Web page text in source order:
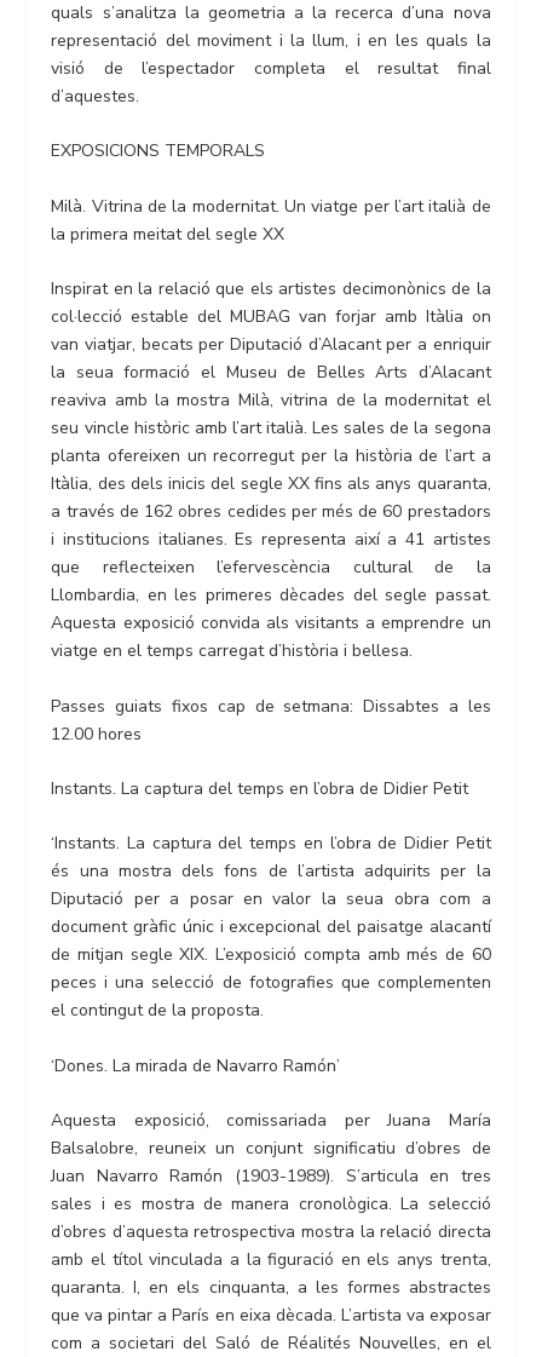
quals s’analitza la geometria a la recerca d’una nova
representació del moviment i la llum, i en les quals la
visió de l’espectador completa el resultat final
d’aquestes.
EXPOSICIONS TEMPORALS
Milà. Vitrina de la modernitat. Un viatge per l’art italià de
la primera meitat del segle XX
Inspirat en la relació que els artistes decimonònics de la
col·lecció estable del MUBAG van forjar amb Itàlia on
van viatjar, becats per Diputació d’Alacant per a enriquir
la seua formació el Museu de Belles Arts d’Alacant
reaviva amb la mostra Milà, vitrina de la modernitat el
seu vincle històric amb l’art italià. Les sales de la segona
planta ofereixen un recorregut per la història de l’art a
Itàlia, des dels inicis del segle XX fins als anys quaranta,
a través de 162 obres cedides per més de 60 prestadors
i institucions italianes. Es representa així a 41 artistes
que reflecteixen l’efervescència cultural de la
Llombardia, en les primeres dècades del segle passat.
Aquesta exposició convida als visitants a emprendre un
viatge en el temps carregat d’història i bellesa.
Passes guiats fixos cap de setmana: Dissabtes a les
12.00 hores
Instants. La captura del temps en l’obra de Didier Petit
‘Instants. La captura del temps en l’obra de Didier Petit
és una mostra dels fons de l’artista adquirits per la
Diputació per a posar en valor la seua obra com a
document gràfic únic i excepcional del paisatge alacantí
de mitjan segle XIX. L’exposició compta amb més de 60
peces i una selecció de fotografies que complementen
el contingut de la proposta.
‘Dones. La mirada de Navarro Ramón’
Aquesta exposició, comissariada per Juana María
Balsalobre, reuneix un conjunt significatiu d’obres de
Juan Navarro Ramón (1903-1989). S’articula en tres
sales i es mostra de manera cronològica. La selecció
d’obres d’aquesta retrospectiva mostra la relació directa
amb el títol vinculada a la figuració en els anys trenta,
quaranta. I, en els cinquanta, a les formes abstractes
que va pintar a París en eixa dècada. L’artista va exposar
com a societari del Saló de Réalités Nouvelles, en el